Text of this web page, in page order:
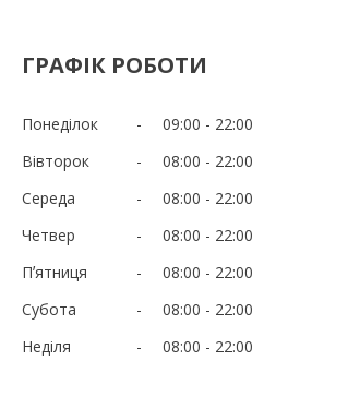
ГРАФІК РОБОТИ
Понеділок 09:00
22:00
Вівторок
08:00
22:00
Середа
08:00
22:00
Четвер
08:00
22:00
Пʼятниця
08:00
22:00
Субота
08:00
22:00
Неділя
08:00 22:00